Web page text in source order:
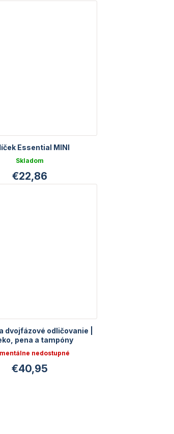
Essential MINI
Skladom
€22,86
dvojfázové odličovanie |
pena a tampóny
nedostupné
€40,95